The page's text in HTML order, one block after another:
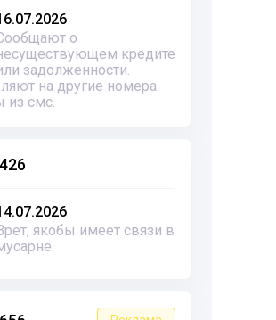
о
кредите
задолженности.
на другие номера.
из смс.
якобы имеет связи в